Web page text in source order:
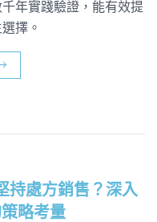
年實踐驗證，能有效提
擇。
持處方銷售？深入
略考量